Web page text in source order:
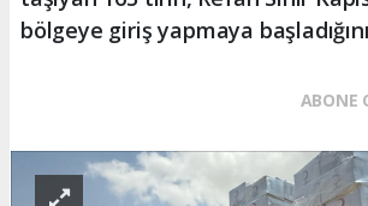
bölgeye giriş yapmaya
ABONE